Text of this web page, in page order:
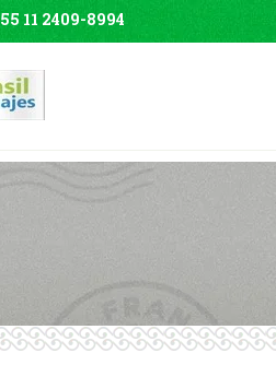
11 2409-8994